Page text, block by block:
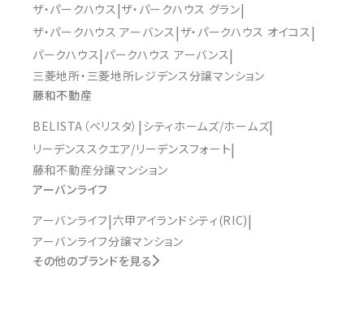
ザ・パークハウス ザ・パークハウス グラン
ザ・パークハウス アーバンス ザ・パークハウス オイコス
パークハウス パークハウス アーバンス
三菱地所・三菱地所レジデンス分譲マンション
藤和不動産
BELISTA（ベリスタ） シティホームズ/ホームズ
リーデンススクエア/リーデンスフォート
藤和不動産分譲マンション
アーバンライフ
アーバンライフ 六甲アイランドシティ(RIC)
アーバンライフ分譲マンション
その他のブランドを見る